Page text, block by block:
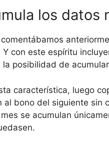
los datos
comentábamos
Y con este espíritu
la posibilidad de
característica, luego
al bono del siguiente sin
se acumulan